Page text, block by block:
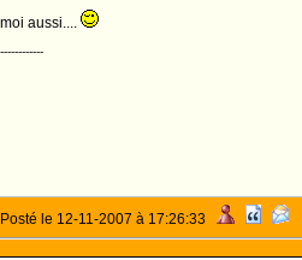
aussi....
le 12-11-2007 à 17:26:33